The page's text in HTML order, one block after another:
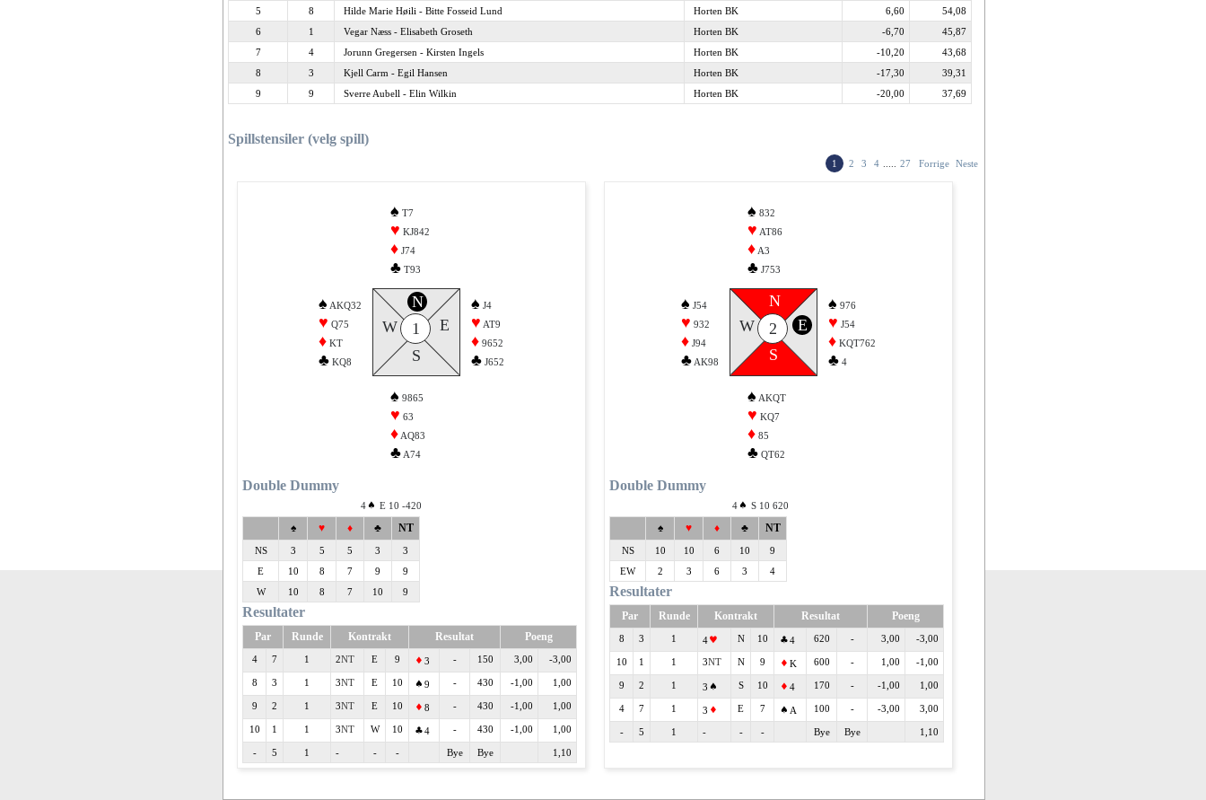
5
8 Hilde Marie Høili - Bitte Fosseid Lund Horten BK 6,60
54,08
6
1 Vegar Næss - Elisabeth Groseth Horten BK -6,70
45,87
7
4 Jorunn Gregersen - Kirsten Ingels Horten BK -10,20
43,68
8
3 Kjell Carm - Egil Hansen Horten BK -17,30
39,31
9
9 Sverre Aubell - Elin Wilkin Horten BK -20,00 37,69
Spillstensiler (velg spill)
1 2 3 4 27 Forrige Neste
♠ T7
♥ KJ842
♦ J74
♣ T93
♠ AKQ32
♥ Q75
♦ KT
♣ KQ8
N
S
W E
1
♠ J4
♥ AT9
♦ 9652
♣ J652
♠ 9865
♥ 63
♦ AQ83
♣ A74
Double Dummy
4 E 10 -420
♠ ♥ ♦ ♣ NT
NS 3 5 5 3
3
E
10 8 7 9
9
W
10 8 7 10 9
Resultater
Par Runde Kontrakt Resultat Poeng
4 7 1 2 E 9 3 - 150 3,00 -3,00
8 3 1 3 E 10 9 - 430 -1,00 1,00
9 2 1 3 E 10 8 - 430 -1,00 1,00
10 1 1 3 W 10 4 - 430 -1,00 1,00
- 5 1 - - - Bye Bye 1,10
♠ 832
♥ AT86
♦ A3
♣ J753
♠ J54
♥ 932
♦ J94
♣ AK98
N
S
W E
2
♠ 976
♥ J54
♦ KQT762
♣ 4
♠ AKQT
♥ KQ7
♦ 85
♣ QT62
Double Dummy
4 S 10 620
♠ ♥ ♦ ♣ NT
NS 10 10 6 10
9
EW
2 3 6 3 4
Resultater
Par Runde Kontrakt Resultat Poeng
8 3 1 4 N 10 4 620 - 3,00 -3,00
10 1 1 3 N 9 K 600 - 1,00 -1,00
9 2 1 3 S 10 4 170 - -1,00 1,00
4 7 1 3 E 7 A 100 - -3,00 3,00
- 5 1 - - - Bye Bye 1,10